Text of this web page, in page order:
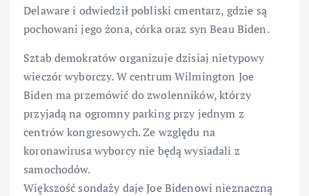
Delaware i odwiedził pobliski cmentarz, gdzie są
pochowani jego żona, córka oraz syn Beau Biden.
Sztab demokratów organizuje dzisiaj nietypowy
wieczór wyborczy. W centrum Wilmington Joe
Biden ma przemówić do zwolenników, którzy
przyjadą na ogromny parking przy jednym z
centrów kongresowych. Ze względu na
koronawirusa wyborcy nie będą wysiadali z
samochodów.
Większość sondaży daje Joe Bidenowi nieznaczną